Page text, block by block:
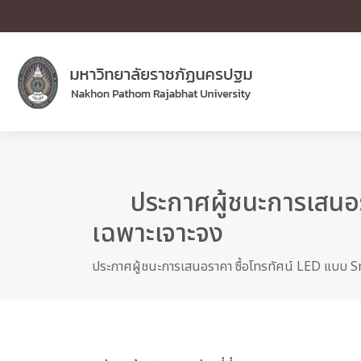
ประกาศผู้ชนะการเส
เฉพาะเจาะจง
ประกาศผู้ชนะการเสนอราคา ซื้อโทรทัศน์ LED แบบ